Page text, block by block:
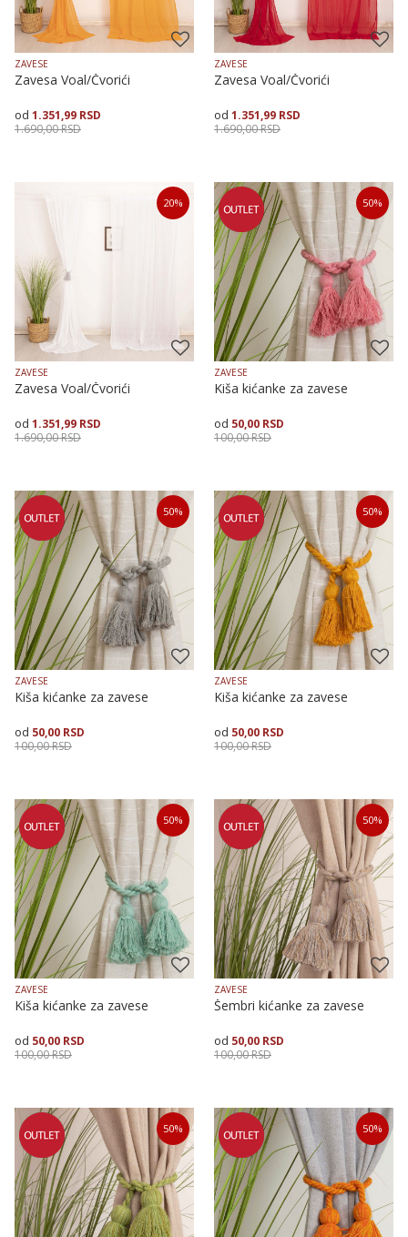
ZAVESE
Zavesa Voal/Čvorići
1.351,99 RSD
1.690,00RSD
145X170
Dodaj u korpu
ZAVESE
Zavesa Voal/Čvorići
1.351,99 RSD
1.690,00RSD
Veličina
145X170145X250
Dodaj u korpu
20%
ZAVESE
Zavesa Voal/Čvorići
1.351,99 RSD
1.690,00RSD
Veličina
145X170145X250
Dodaj u korpu
50%
ZAVESE
Kiša kićanke za zavese
50,00 RSD
100,00RSD
Dodaj u korpu
50%
ZAVESE
Kiša kićanke za zavese
50,00 RSD
100,00RSD
Dodaj u korpu
50%
ZAVESE
Kiša kićanke za zavese
50,00 RSD
100,00RSD
Dodaj u korpu
50%
ZAVESE
Kiša kićanke za zavese
50,00 RSD
100,00RSD
Dodaj u korpu
50%
ZAVESE
Šembri kićanke za zavese
50,00 RSD
100,00RSD
Dodaj u korpu
50% 50%